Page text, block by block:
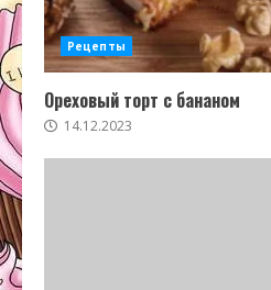
Рецепты
Ореховый торт с бананом
14.12.2023